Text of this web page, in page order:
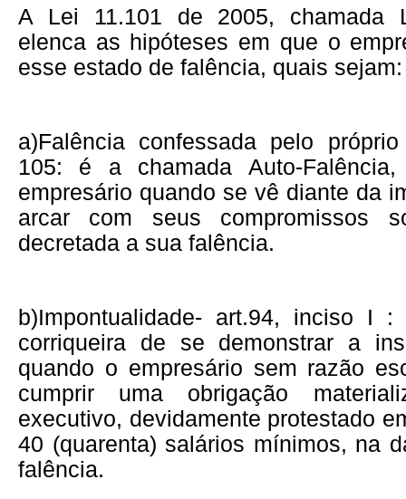
A Lei 11.101 de 2005, chamada
elenca as hipóteses em que o
esse estado de falência, quais sejam:
a)Falência confessada pelo
105: é a chamada Auto-
empresário quando se vê diante da
arcar com seus compromissos
decretada a sua falência.
b)Impontualidade- art.94, inciso I
corriqueira de se demonstrar a
quando o empresário sem razão
cumprir uma obrigação
executivo, devidamente protestado
40 (quarenta) salários mínimos, na
falência.